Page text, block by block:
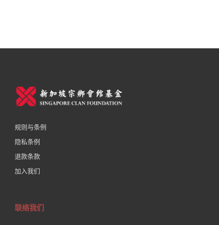
规则与条例
隐私条例
退款条款
加入我们
联络我们